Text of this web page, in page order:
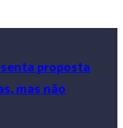
proposta
mas não